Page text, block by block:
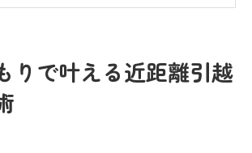
若林町で賢く引越し費用を抑える
越し費用を下げる実践的な方法
りで叶える近距離引越